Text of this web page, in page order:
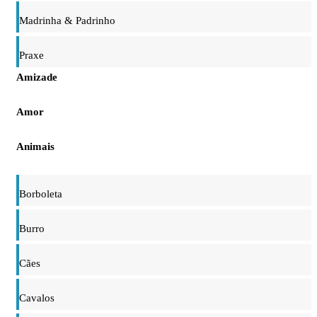
Madrinha & Padrinho
Praxe
Amizade
Amor
Animais
Borboleta
Burro
Cães
Cavalos